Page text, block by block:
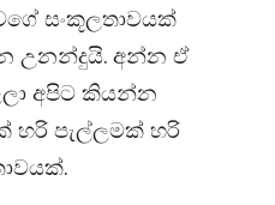
සංකූලතාවයක්
උනන්දුයි. අන්න ඒ
අපිට කියන්න
හරි පැල්ලමක් හරි